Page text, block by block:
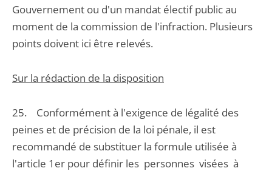
Gouvernement ou d'un mandat électif public au
moment de la commission de l'infraction. Plusieurs
points doivent ici être relevés.
Sur la rédaction de la disposition
25. Conformément à l'exigence de légalité des
peines et de précision de la loi pénale, il est
recommandé de substituer la formule utilisée à
l'article 1er pour définir les personnes visées à